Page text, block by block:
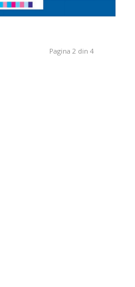
Pagina 2 din 4